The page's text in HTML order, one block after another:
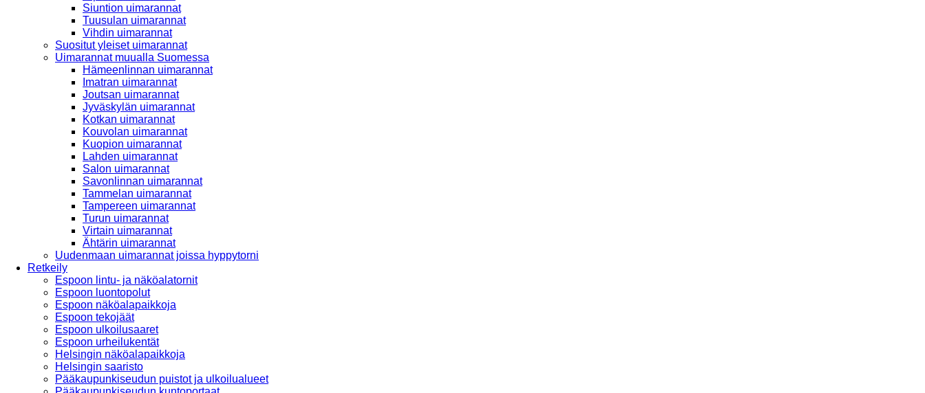
Siuntion uimarannat
Tuusulan uimarannat
Vihdin uimarannat
Suositut yleiset uimarannat
Uimarannat muualla Suomessa
Hämeenlinnan uimarannat
Imatran uimarannat
Joutsan uimarannat
Jyväskylän uimarannat
Kotkan uimarannat
Kouvolan uimarannat
Kuopion uimarannat
Lahden uimarannat
Salon uimarannat
Savonlinnan uimarannat
Tammelan uimarannat
Tampereen uimarannat
Turun uimarannat
Virtain uimarannat
Ähtärin uimarannat
Uudenmaan uimarannat joissa hyppytorni
Retkeily
Espoon lintu- ja näköalatornit
Espoon luontopolut
Espoon näköalapaikkoja
Espoon tekojäät
Espoon ulkoilusaaret
Espoon urheilukentät
Helsingin näköalapaikkoja
Helsingin saaristo
Pääkaupunkiseudun puistot ja ulkoilualueet